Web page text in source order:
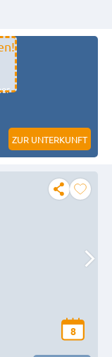
ZUR UNTERKUNFT
8